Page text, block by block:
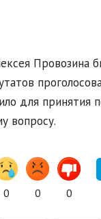
Провозина
для принятия
вопросу.
0 0 0